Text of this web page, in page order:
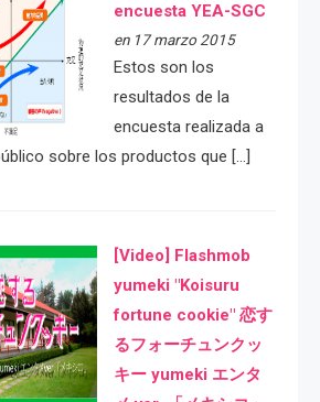
encuesta YEA-SGC
en 17 marzo 2015
Estos son los
resultados de la
encuesta realizada a
sobre los productos que […]
[Video] Flashmob
yumeki "Koisuru
fortune cookie" 恋す
るフォーチュンクッ
キー yumeki エンタ